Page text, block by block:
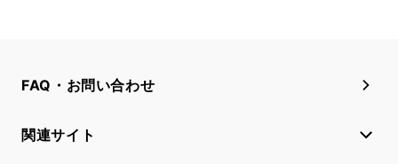
FAQ・お問い合わせ
関連サイト